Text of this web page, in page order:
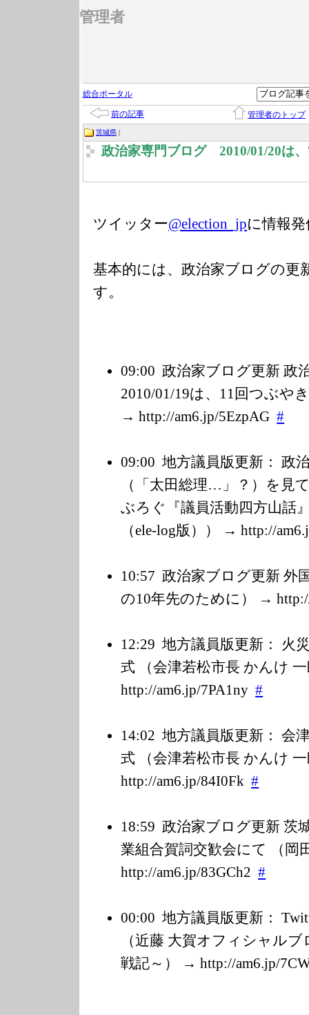
管理者
総合ポータル
前の記事 管理者のトップ
茨城県 |
政治家専門ブログ 2010/01/20は
ツイッター@election_jpに情報
基本的には、政治家ブログの更
す。
09:00 政治家ブログ更新
2010/01/19は、11回つぶや
→ http://am6.jp/5EzpAG #
09:00 地方議員版更新： 政
（「太田総理…」？）を見
ぶろぐ『議員活動四方山話
（ele-log版）） → http://
10:57 政治家ブログ更新 外
の10年先のために） →
12:29 地方議員版更新： 火
式 （会津若松市長 かんけ
http://am6.jp/7PA1ny #
14:02 地方議員版更新： 会
式 （会津若松市長 かんけ
http://am6.jp/84I0Fk #
18:59 政治家ブログ更新 茨
業組合賀詞交歓会にて （岡
http://am6.jp/83GCh2 #
00:00 地方議員版更新：
（近藤 大賀オフィシャル
戦記～） → http://am6.jp/7